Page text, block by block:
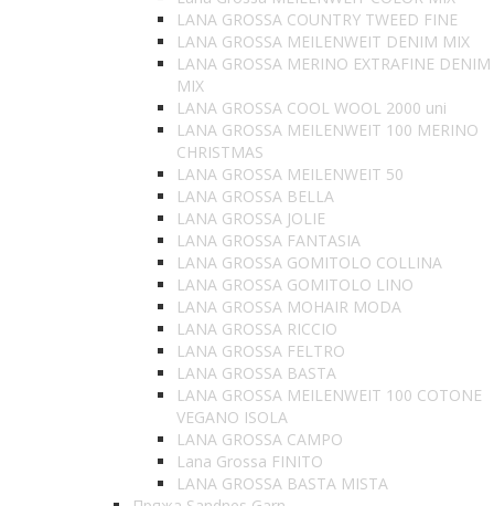
LANA GROSSA COUNTRY TWEED FINE
LANA GROSSA MEILENWEIT DENIM MIX
LANA GROSSA MERINO EXTRAFINE DENIM
MIX
LANA GROSSA COOL WOOL 2000 uni
LANA GROSSA MEILENWEIT 100 MERINO
CHRISTMAS
LANA GROSSA MEILENWEIT 50
LANA GROSSA BELLA
LANA GROSSA JOLIE
LANA GROSSA FANTASIA
LANA GROSSA GOMITOLO COLLINA
LANA GROSSA GOMITOLO LINO
LANA GROSSA MOHAIR MODA
LANA GROSSA RICCIO
LANA GROSSA FELTRO
LANA GROSSA BASTA
LANA GROSSA MEILENWEIT 100 COTONE
VEGANO ISOLA
LANA GROSSA CAMPO
Lana Grossa FINITO
LANA GROSSA BASTA MISTA